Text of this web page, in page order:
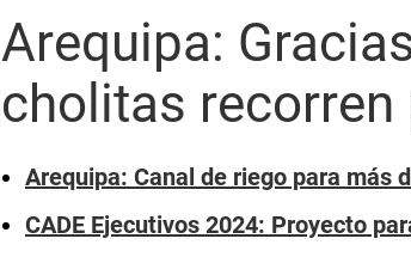
Arequipa:
cholitas recorren
Arequipa: Canal de riego para más
CADE Ejecutivos 2024: Proyecto